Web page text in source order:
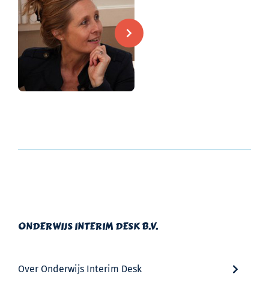
ONDERWIJS INTERIM DESK B.V.
Over Onderwijs Interim Desk